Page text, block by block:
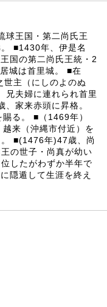
球王国・第二尚氏王
■1430年、伊是名
国の第二尚氏王統・2
城は首里城。 ■在
主（にしのよのぬ
兄夫婦に連れられ首里
家来赤頭に昇格。
る。 ■（1469年）
来（沖縄市付近）を
■(1476年)47歳、尚
の世子・尚真が幼い
したがわずか半年で
隠遁して生涯を終え